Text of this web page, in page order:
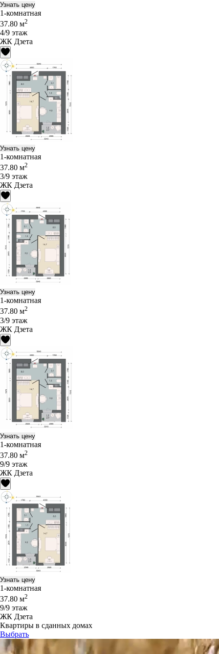
Узнать цену
1-комнатная
37.80 м2
4/9 этаж
ЖК Дзета
Узнать цену
1-комнатная
37.80 м2
3/9 этаж
ЖК Дзета
Узнать цену
1-комнатная
37.80 м2
3/9 этаж
ЖК Дзета
Узнать цену
1-комнатная
37.80 м2
9/9 этаж
ЖК Дзета
Узнать цену
1-комнатная
37.80 м2
9/9 этаж
ЖК Дзета
Квартиры в сданных домах
Выбрать